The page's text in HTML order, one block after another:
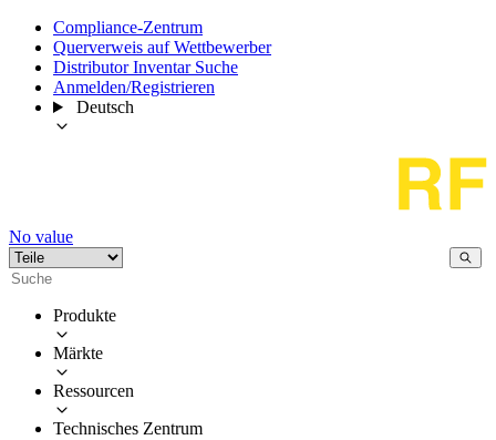
Compliance-Zentrum
Querverweis auf Wettbewerber
Distributor Inventar Suche
Anmelden/Registrieren
Deutsch
No value
Produkte
Märkte
Ressourcen
Technisches Zentrum